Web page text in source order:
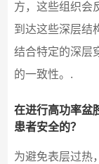
方，这些组织会
到达这些深层结
结合特定的深层
的一致性。.
在进行高功率盆
患者安全的？
为避免表层过热